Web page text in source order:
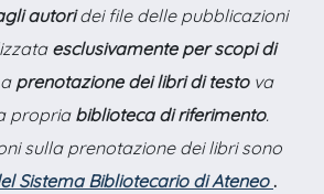
autoridei file delle pubblicazioni
esclusivamente per scopi di
prenotazione dei libri di testova
propriabiblioteca di riferimento.
sulla prenotazione dei libri sono
Sistema Bibliotecario di Ateneo .